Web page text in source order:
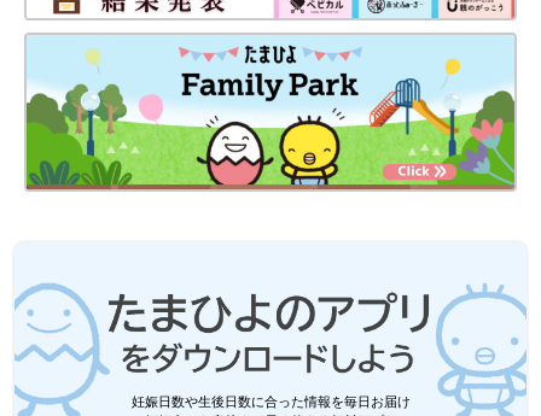
妊娠日数や生後日数に合った情報を毎日お届け